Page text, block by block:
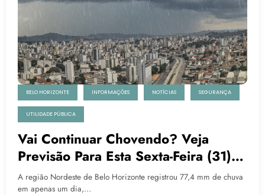
BELO HORIZONTE INFORMAÇÕES NOTÍCIAS SEGURANÇA
UTILIDADE PÚBLICA
Vai Continuar Chovendo? Veja
Previsão Para Esta Sexta-Feira (31)
Em Belo Horizonte
A região Nordeste de Belo Horizonte registrou 77,4 mm de chuva
em apenas um dia,…